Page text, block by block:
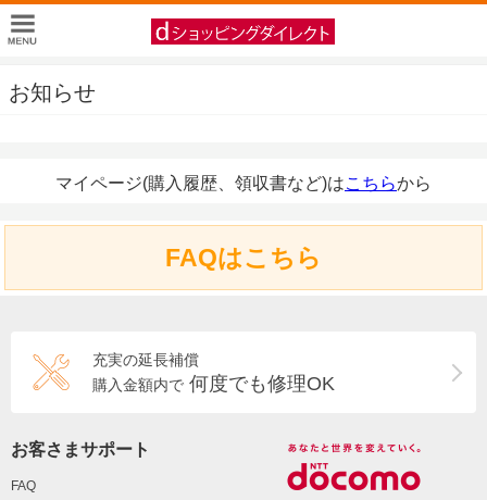
お知らせ
マイページ(購入履歴、領収書など)はこちらから
FAQはこちら
充実の延長補償
購入金額内で 何度でも修理OK
お客さまサポート
FAQ